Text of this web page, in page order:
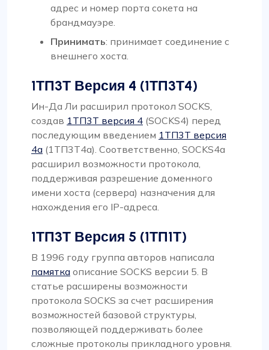
адрес и номер порта сокета на
брандмауэре.
Принимать: принимает соединение с
внешнего хоста.
1ТП3Т Версия 4 (1ТП3Т4)
Ин-Да Ли расширил протокол SOCKS,
создав 1ТП3Т версия 4 (SOCKS4) перед
последующим введением 1ТП3Т версия
4а (1ТП3Т4а). Соответственно, SOCKS4a
расширил возможности протокола,
поддерживая разрешение доменного
имени хоста (сервера) назначения для
нахождения его IP-адреса.
1ТП3Т Версия 5 (1ТП1Т)
В 1996 году группа авторов написала
памятка описание SOCKS версии 5. В
статье расширены возможности
протокола SOCKS за счет расширения
возможностей базовой структуры,
позволяющей поддерживать более
сложные протоколы прикладного уровня.